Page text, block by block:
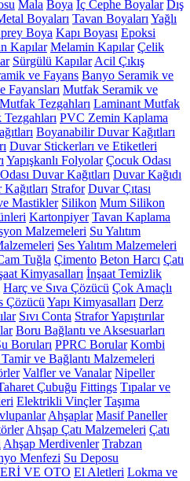
Mala Boya İç Cephe Boyalar Dış
Boyaları Tavan Boyaları Yağlı
Boya Kapı Boyası Epoksi
Kapılar Melamin Kapılar Çelik
Sürgülü Kapılar Acil Çıkış
ve Fayans Banyo Seramik ve
Fayansları Mutfak Seramik ve
Mutfak Tezgahları Laminant Mutfak
PVC Zemin Kaplama
Boyanabilir Duvar Kağıtları
Duvar Stickerları ve Etiketleri
Yapışkanlı Folyolar Çocuk Odası
Duvar Kağıtları Duvar Kağıdı
Strafor Duvar Çıtası
Mastikler Silikon Mum Silikon
Kartonpiyer Tavan Kaplama
Malzemeleri Su Yalıtım
Ses Yalıtım Malzemeleri
Tuğla Çimento Beton Harcı Çatı
Kimyasalları İnşaat Temizlik
Harç ve Sıva Çözücü Çok Amaçlı
Çözücü Yapı Kimyasalları Derz
Sıvı Conta Strafor Yapıştırılar
Boru Bağlantı ve Aksesuarları
Boruları PPRC Borular Kombi
Tamir ve Bağlantı Malzemeleri
Valfler ve Vanalar Nipeller
Çubuğu Fittings Tıpalar ve
Elektrikli Vinçler Taşıma
Ahşaplar Masif Paneller
Ahşap Çatı Malzemeleri Çatı
Ahşap Merdivenler Trabzan
Menfezi Su Deposu
VE OTO El Aletleri Lokma ve